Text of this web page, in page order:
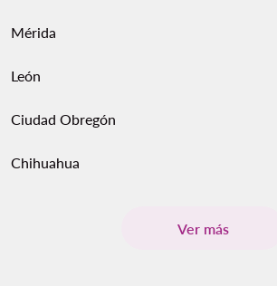
Mérida
León
Ciudad Obregón
Chihuahua
Ver más